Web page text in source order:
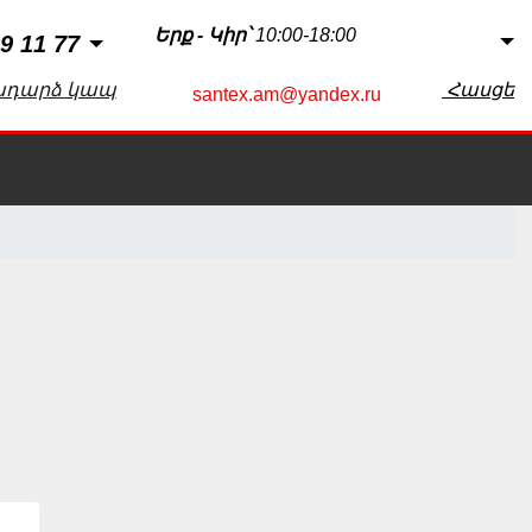
11 77
կապ
Երք - Կիր՝10:00-18:00
santex.am@yandex.ru Հասցե